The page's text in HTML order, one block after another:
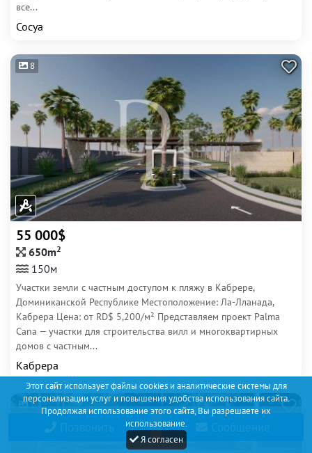
Этот сайт использует файлы cookies и аналитические системы для
персонализации услуг и повышения удобства использования сайта.
Продолжая использование этого сайта, Вы разрешаете их
использование.
Я согласен
все...
Сосуа
8
55 000$
650m2
150м
Участки земли с частным доступом к пляжу в Кабрере,
Доминиканской Республике Местоположение: Ла-Лланада,
Кабрера Цена: от RD$ 5,200/м² Представляем проект Palma
Cana — участки для строительства вилл и многоквартирных
домов с частным...
Кабрера
1
Позвонить Сообщение